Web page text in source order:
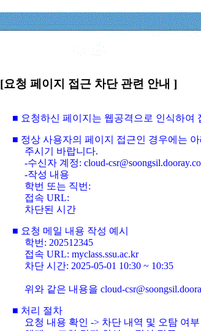
[요청 페이지 접근 차단 관련 안내 ]
■ 요청하신 페이지는 웹공격으로 인식하여
■ 정상 사용자의 페이지 접근인 경우에는
주시기 바랍니다.
-수신자 계정: cloud-
-작성 내용
학번 또는 직번:
접속 URL:
차단된 시간
■ 요청 메일 내용 작성 예시
학번: 202512345
접속 URL: myclass.ssu.ac.kr
차단 시간: 2025-05-01 10:30 ~ 10:35
위와 같은 내용을 cloud-
■ 처리 절차
요청 내용 확인 -> 차단 내역 및 오탐 여